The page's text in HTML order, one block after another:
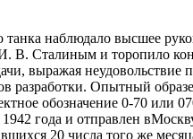
танка наблюдало высшее
В. Сталиным и торопило
выражая неудовольствие
разработки. Опытный
обозначение 0-70 или
года и отправлен
20 числа того же